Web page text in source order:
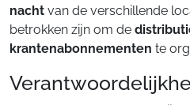
nacht van de verschillende
betrokken zijn om de
krantenabonnementen te